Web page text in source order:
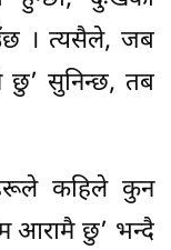
। त्यसैले, जब
छु’ सुनिन्छ, तब
कहिले कुन
आरामै छु’ भन्दै